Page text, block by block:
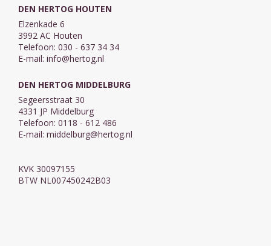
DEN HERTOG HOUTEN
Elzenkade 6
3992 AC Houten
Telefoon: 030 - 637 34 34
E-mail: info@hertog.nl
DEN HERTOG MIDDELBURG
Segeersstraat 30
4331 JP Middelburg
Telefoon: 0118 - 612 486
E-mail: middelburg@hertog.nl
KVK 30097155
BTW NL007450242B03